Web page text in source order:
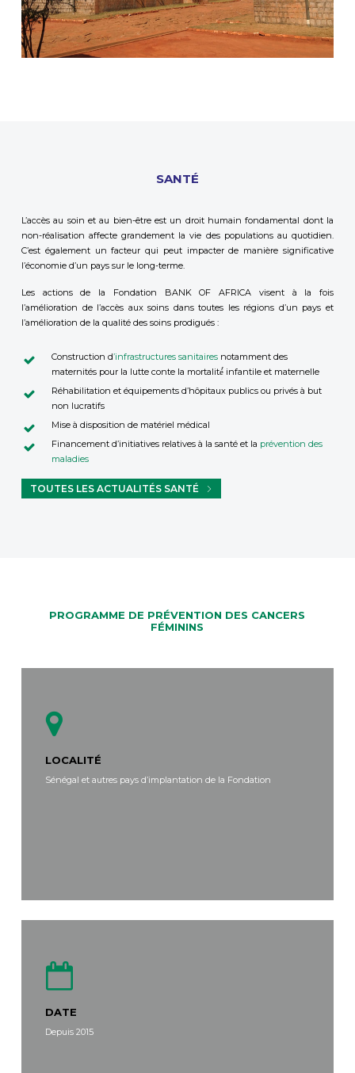
SANTÉ
L’accès au soin et au bien-être est un droit humain fondamental dont la
non-réalisation affecte grandement la vie des populations au quotidien.
C’est également un facteur qui peut impacter de manière significative
l’économie d’un pays sur le long-terme.
Les actions de la Fondation BANK OF AFRICA visent à la fois
l’amélioration de l’accès aux soins dans toutes les régions d’un pays et
l’amélioration de la qualité des soins prodigués :
Construction d’infrastructures sanitaires notamment des
maternités pour la lutte conte la mortalité́ infantile et maternelle
Réhabilitation et équipements d’hôpitaux publics ou privés à but
non lucratifs
Mise à disposition de matériel médical
Financement d’initiatives relatives à la santé et la prévention des
maladies
TOUTES LES ACTUALITÉS SANTÉ
PROGRAMME DE PRÉVENTION DES CANCERS
FÉMININS
LOCALITÉ
Sénégal et autres pays d’implantation de la Fondation
DATE
Depuis 2015